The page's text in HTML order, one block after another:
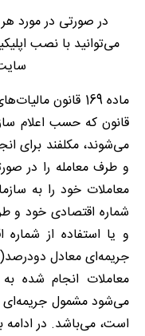
در صورتی در مورد
می‌توانید با نصب
ماده 169
قانون که حسب اعلام
می‌شوند، مکلفند برای
و طرف معامله را در
معاملات خود را به
شماره اقتصادی خود و
و یا استفاده از
معاملات انجام شده
است، می‌باشد. در ادامه